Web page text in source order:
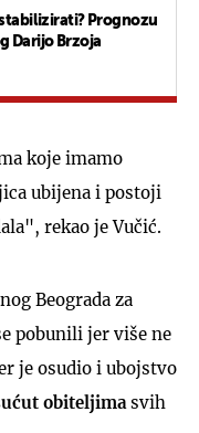
Prognozu
Darijo Brzoja
koje imamo
ubijena i postoji
rekao je Vučić.
Beograda za
pobunili jer više ne
je osudio i ubojstvo
obiteljimasvih